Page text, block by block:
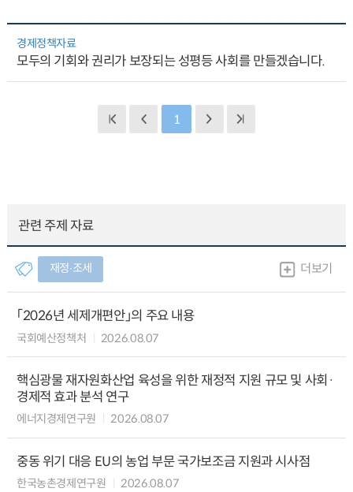
경제정책자료
모두의 기회와 권리가 보장되는 성평등 사회를 만들겠습니다.
1
관련 주제 자료
재정∙조세 더보기
「2026년 세제개편안」의 주요 내용
국회예산정책처 2026.08.07
핵심광물 재자원화산업 육성을 위한 재정적 지원 규모 및 사회·
경제적 효과 분석 연구
에너지경제연구원 2026.08.07
중동 위기 대응 EU의 농업 부문 국가보조금 지원과 시사점
한국농촌경제연구원 2026.08.07